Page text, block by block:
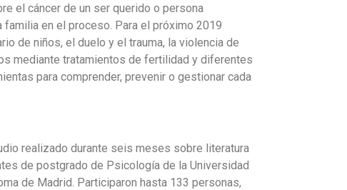
el cáncer de un ser querido o persona
en el proceso. Para el próximo 2019
de niños, el duelo y el trauma, la violencia de
mediante tratamientos de fertilidad y diferentes
para comprender, prevenir o gestionar cada
realizado durante seis meses sobre literatura
de postgrado de Psicología de la Universidad
de Madrid. Participaron hasta 133 personas,